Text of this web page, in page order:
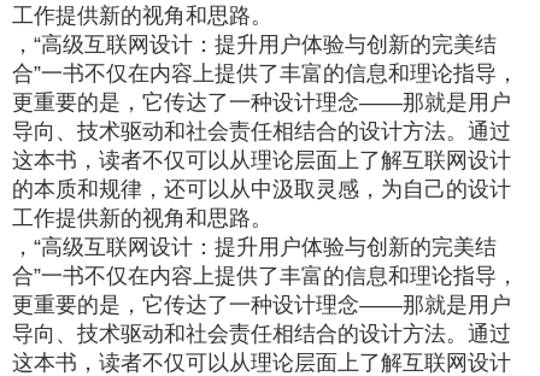
工作提供新的视角和思路。
，“高级互联网设计：提升用户体验与创新的完美结
合”一书不仅在内容上提供了丰富的信息和理论指导，
更重要的是，它传达了一种设计理念——那就是用户
导向、技术驱动和社会责任相结合的设计方法。通过
这本书，读者不仅可以从理论层面上了解互联网设计
的本质和规律，还可以从中汲取灵感，为自己的设计
工作提供新的视角和思路。
，“高级互联网设计：提升用户体验与创新的完美结
合”一书不仅在内容上提供了丰富的信息和理论指导，
更重要的是，它传达了一种设计理念——那就是用户
导向、技术驱动和社会责任相结合的设计方法。通过
这本书，读者不仅可以从理论层面上了解互联网设计